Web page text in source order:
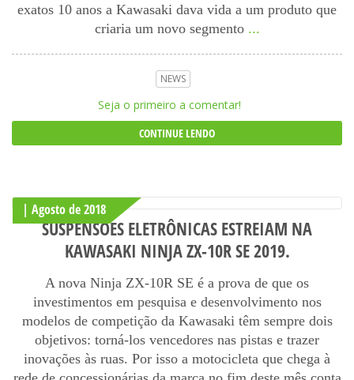
exatos 10 anos a Kawasaki dava vida a um produto que
criaria um novo segmento ...
NEWS
Seja o primeiro a comentar!
CONTINUE LENDO
| Agostode2018
SUSPENSÕES ELETRÔNICAS ESTREIAM NA
KAWASAKI NINJA ZX-10R SE 2019.
A nova Ninja ZX-10R SE é a prova de que os
investimentos em pesquisa e desenvolvimento nos
modelos de competição da Kawasaki têm sempre dois
objetivos: torná-los vencedores nas pistas e trazer
inovações às ruas. Por isso a motocicleta que chega à